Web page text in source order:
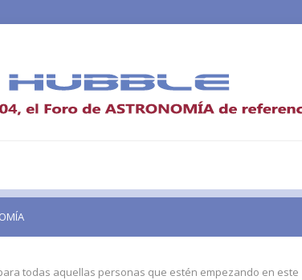
todas aquellas personas que estén empezando en este